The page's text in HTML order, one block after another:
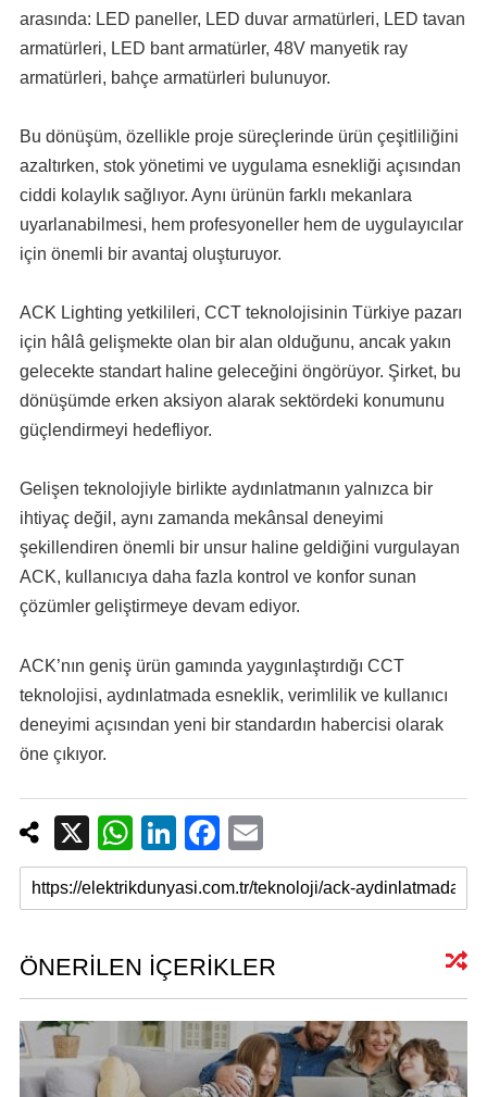
arasında: LED paneller, LED duvar armatürleri, LED tavan
armatürleri, LED bant armatürler, 48V manyetik ray
armatürleri, bahçe armatürleri bulunuyor.
Bu dönüşüm, özellikle proje süreçlerinde ürün çeşitliliğini
azaltırken, stok yönetimi ve uygulama esnekliği açısından
ciddi kolaylık sağlıyor. Aynı ürünün farklı mekanlara
uyarlanabilmesi, hem profesyoneller hem de uygulayıcılar
için önemli bir avantaj oluşturuyor.
ACK Lighting yetkilileri, CCT teknolojisinin Türkiye pazarı
için hâlâ gelişmekte olan bir alan olduğunu, ancak yakın
gelecekte standart haline geleceğini öngörüyor. Şirket, bu
dönüşümde erken aksiyon alarak sektördeki konumunu
güçlendirmeyi hedefliyor.
Gelişen teknolojiyle birlikte aydınlatmanın yalnızca bir
ihtiyaç değil, aynı zamanda mekânsal deneyimi
şekillendiren önemli bir unsur haline geldiğini vurgulayan
ACK, kullanıcıya daha fazla kontrol ve konfor sunan
çözümler geliştirmeye devam ediyor.
ACK’nın geniş ürün gamında yaygınlaştırdığı CCT
teknolojisi, aydınlatmada esneklik, verimlilik ve kullanıcı
deneyimi açısından yeni bir standardın habercisi olarak
öne çıkıyor.
X
W
h
at
A
p
p
Li
n
k
dI
n
F
a
c
b
o
o
k
m
ail
ÖNERİLEN İÇERİKLER